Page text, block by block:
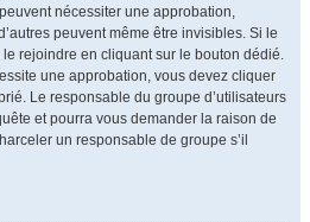
nécessiter une approbation,
peuvent même être invisibles. Si le
rejoindre en cliquant sur le bouton dédié.
une approbation, vous devez cliquer
Le responsable du groupe d’utilisateurs
et pourra vous demander la raison de
un responsable de groupe s’il